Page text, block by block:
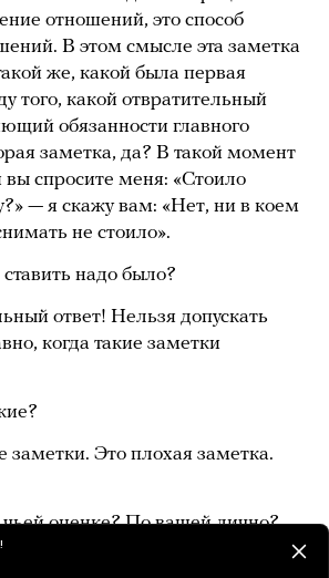
отношений, это способ
В этом смысле эта заметка
же, какой была первая
того, какой отвратительный
обязанности главного
заметка, да? В такой момент
спросите меня: «Стоило
— я скажу вам: «Нет, ни в коем
не стоило».
надо было?
ответ! Нельзя допускать
когда такие заметки
заметки. Это плохая заметка.
оценке? По вашей лично?